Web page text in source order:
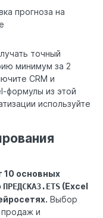
прогноза на
точный
минимум за 2
CRM и
формулы из этой
используйте
10 основных
ПРЕДСКАЗ.ETS (Excel
Выбор
продаж и